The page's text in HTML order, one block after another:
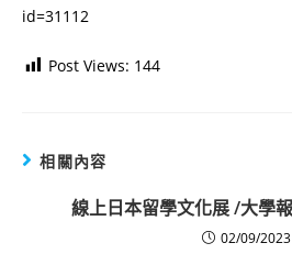
id=31112
Post Views: 144
相關內容
線上日本留學文化展 /大學
02/09/2023